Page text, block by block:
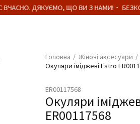
ДЯКУЄМО, ЩО ВИ З НАМИ!・
Головна Жіночі аксесуари
Окуляри іміджеві Estro
ER00117568
Окуляри
ER00117568